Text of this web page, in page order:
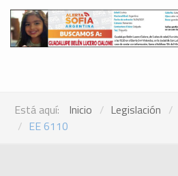
Está aquí: Inicio Legislación
EE 6110